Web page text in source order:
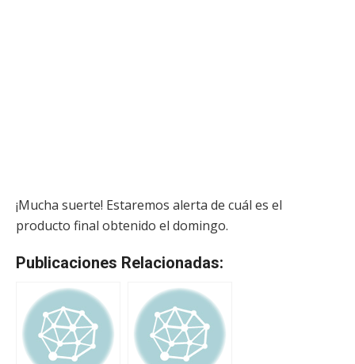
¡Mucha suerte! Estaremos alerta de cuál es el
producto final obtenido el domingo.
Publicaciones Relacionadas: